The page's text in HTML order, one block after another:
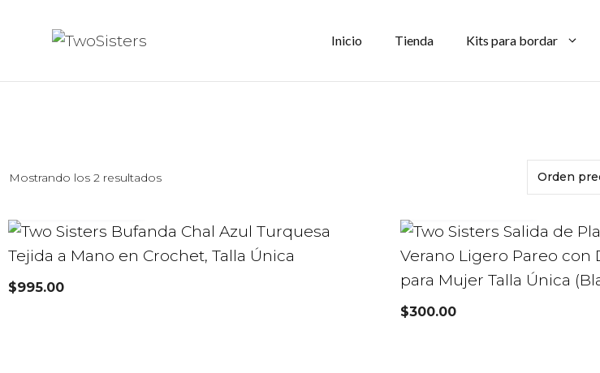
Inicio Tienda Kits para bordar
Mostrando los 2 resultados
$995.00
$300.00